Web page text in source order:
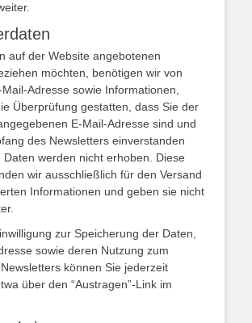
auf der Website angebotenen
möchten, benötigen wir von
Adresse sowie Informationen,
Überprüfung gestatten, dass Sie der
E-Mail-Adresse sind und
des Newsletters einverstanden
Daten werden nicht erhoben. Diese
wir ausschließlich für den Versand
Informationen und geben sie nicht
zur Speicherung der Daten,
sowie deren Nutzung zum
können Sie jederzeit
über den “Austragen”-Link im